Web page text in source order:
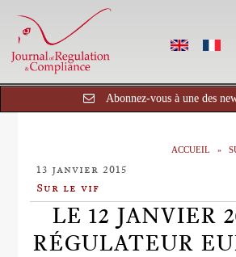
Abonnez-vous à une des
ACCUEIL
13 janvier 2015
Sur le vif
LE 12 JANVIER
RÉGULATEUR